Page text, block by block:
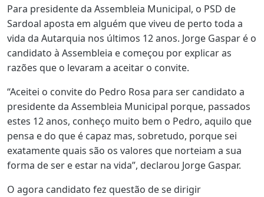
Para presidente da Assembleia Municipal, o PSD de
Sardoal aposta em alguém que viveu de perto toda a
vida da Autarquia nos últimos 12 anos. Jorge Gaspar é o
candidato à Assembleia e começou por explicar as
razões que o levaram a aceitar o convite.
“Aceitei o convite do Pedro Rosa para ser candidato a
presidente da Assembleia Municipal porque, passados
estes 12 anos, conheço muito bem o Pedro, aquilo que
pensa e do que é capaz mas, sobretudo, porque sei
exatamente quais são os valores que norteiam a sua
forma de ser e estar na vida”, declarou Jorge Gaspar.
O agora candidato fez questão de se dirigir